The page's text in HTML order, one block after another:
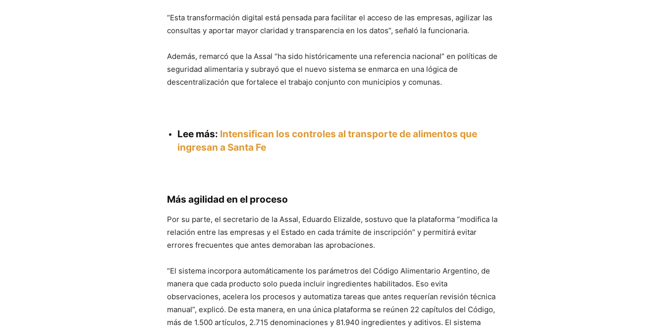
“Esta transformación digital está pensada para facilitar el acceso de las empresas, agilizar las
consultas y aportar mayor claridad y transparencia en los datos”, señaló la funcionaria.
Además, remarcó que la Assal “ha sido históricamente una referencia nacional” en políticas de
seguridad alimentaria y subrayó que el nuevo sistema se enmarca en una lógica de
descentralización que fortalece el trabajo conjunto con municipios y comunas.
Lee más: Intensifican los controles al transporte de alimentos que
ingresan a Santa Fe
Más agilidad en el proceso
Por su parte, el secretario de la Assal, Eduardo Elizalde, sostuvo que la plataforma “modifica la
relación entre las empresas y el Estado en cada trámite de inscripción” y permitirá evitar
errores frecuentes que antes demoraban las aprobaciones.
“El sistema incorpora automáticamente los parámetros del Código Alimentario Argentino, de
manera que cada producto solo pueda incluir ingredientes habilitados. Eso evita
observaciones, acelera los procesos y automatiza tareas que antes requerían revisión técnica
manual”, explicó. De esta manera, en una única plataforma se reúnen 22 capítulos del Código,
más de 1.500 artículos, 2.715 denominaciones y 81.940 ingredientes y aditivos. El sistema